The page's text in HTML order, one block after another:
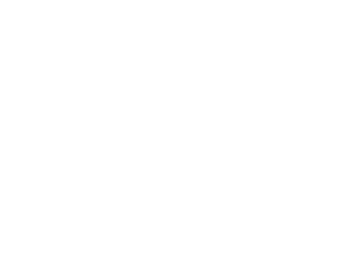
록 이어져 오는 목포의 생명력을 느껴
135